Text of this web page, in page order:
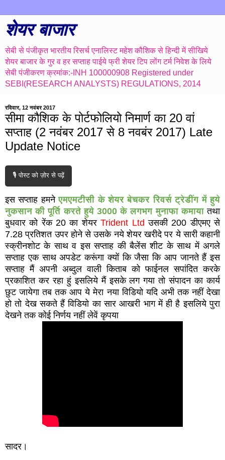
शेयर बाजार
सेबी से पंजीकृत भारतीय रिसर्च एनालिस्ट महेश कौशिक से हिन्दी में सीखिये
शेयर बाजार के गुर व हर सप्ताह पाईये फ्री शेयर टिप लोंग टर्म निवेश के लिये
सेबी पंजीकरण क्रमांक:-INH 100000908 Registered under
SEBI(RESEARCH ANALYSTS) REGULATIONS, 2014
रविवार, 12 नवंबर 2017
सीमा कौशिक के पोर्टफोलियो निमार्ण का 20 वां
सप्ताह (2 नवंबर 2017 से 8 नवबंर 2017) Late
Update Notice
🎙️ पोस्ट को ज़ोर से पढ़ें
इस सप्ताह हमनेएमएमटीसी के शेयर बेचकर रिवर्स ट्रेडींग में हुये
नुकसान की पूर्ति करते हुये 3000 के लगभग मुनाफा कमायातथा
बुधवार को रेंक 20 का शेयरTrident Ltd उसकी 200 डीएमए से
7.28 प्रतिशत उपर होने से उसके नये शेयर खरीदे पर ये सारी कहानी
स्क्रीनशोट के साथ व इस सप्ताह की बैलेंस शीट के साथ में अगले
सप्ताह एक साथ अपडेट करूंगा क्यों कि जैसा कि आप जानते हैं इस
सप्ताह मैं अपनी अब्दुल वाली किताब को फाईनल सपांदित करके
प्रकाशित कर रहा हुं इसलिये मैं इसके लग गया तो संपादन का कार्य
छुट जायेगा तब तक आप ये मेरा नया विडियो यदि अभी तक नहीं देखा
हो तो देख सकते हैं विडियो का सार आखरी भाग में ही है इसलिये पुरा
देखने तक कोई निर्णय नहीं लेवें कृपया
सादर।